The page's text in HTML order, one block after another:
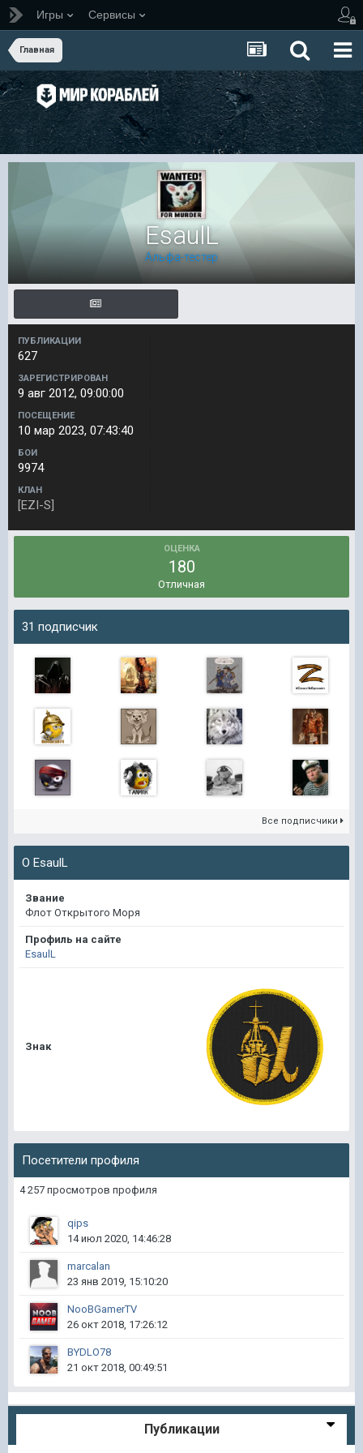
Игры Сервисы
Главная
EsaulL
Альфа-тестер
ПУБЛИКАЦИИ
627
ЗАРЕГИСТРИРОВАН
9 авг 2012, 09:00:00
ПОСЕЩЕНИЕ
10 мар 2023, 07:43:40
БОИ
9974
КЛАН
[EZI-S]
ОЦЕНКА
180
Отличная
31 подписчик
Все подписчики
О EsaulL
Звание
Флот Открытого Моря
Профиль на сайте
EsaulL
Знак
Посетители профиля
4 257 просмотров профиля
qips
14 июл 2020, 14:46:28
marcalan
23 янв 2019, 15:10:20
NooBGamerTV
26 окт 2018, 17:26:12
BYDLO78
21 окт 2018, 00:49:51
Публикации